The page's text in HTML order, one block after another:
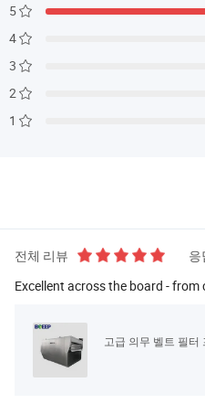
5
4
3
2
1
전체 리뷰 응
Excellent across the board -
고급 의무 벨트 필터